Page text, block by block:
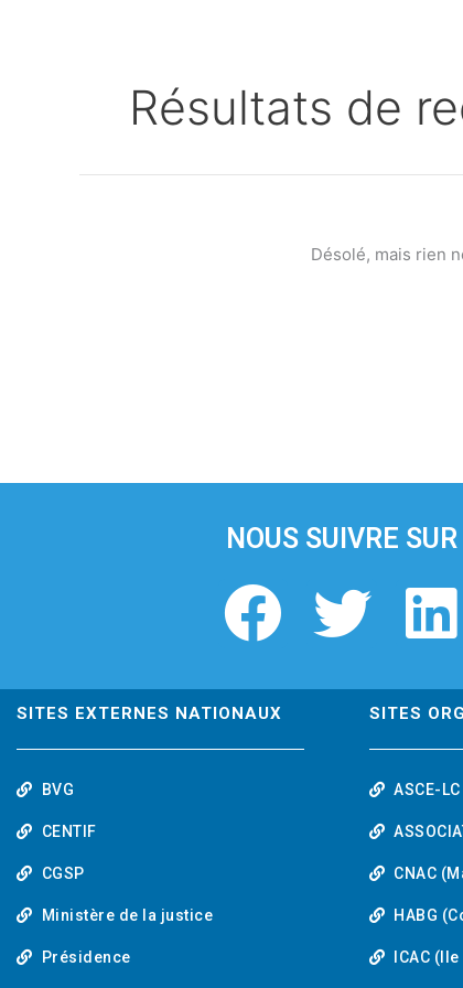
Résultats de
Désolé, mais rien
NOUS SUIVRE SUR
F
a
c
T
e
L
n
k
e
i
SITES EXTERNES NATIONAUX
BVG
CENTIF
CGSP
Ministère de la justice
Présidence
SITES
ASCE-
CNAC
HABG
ICAC